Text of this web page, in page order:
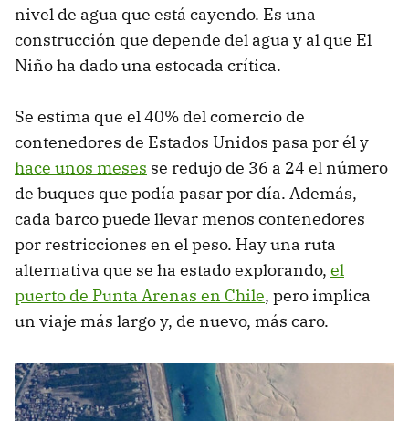
nivel de agua que está cayendo. Es una
construcción que depende del agua y al que El
Niño ha dado una estocada crítica.
Se estima que el 40% del comercio de
contenedores de Estados Unidos pasa por él y
hace unos meses se redujo de 36 a 24 el número
de buques que podía pasar por día. Además,
cada barco puede llevar menos contenedores
por restricciones en el peso. Hay una ruta
alternativa que se ha estado explorando, el
puerto de Punta Arenas en Chile, pero implica
un viaje más largo y, de nuevo, más caro.